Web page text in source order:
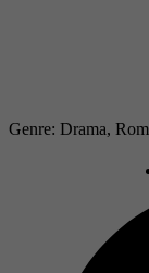
Genre: Drama,